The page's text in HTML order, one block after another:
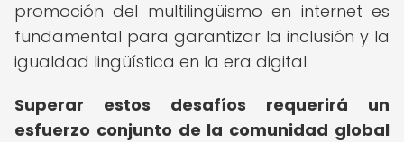
promoción del multilingüismo en internet es
fundamental para garantizar la inclusión y la
igualdad lingüística en la era digital.
Superar estos desafíos requerirá un
esfuerzo conjunto de la comunidad global